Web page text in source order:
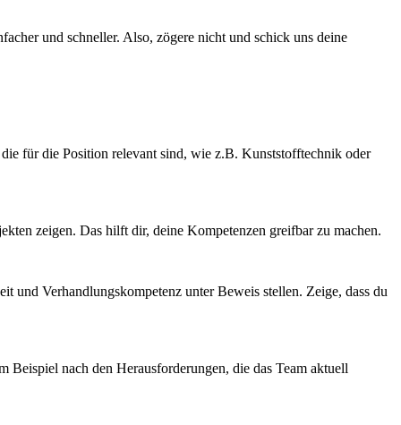
und schneller. Also, zögere nicht und schick uns deine
für die Position relevant sind, wie z.B. Kunststofftechnik oder
zeigen. Das hilft dir, deine Kompetenzen greifbar zu machen.
und Verhandlungskompetenz unter Beweis stellen. Zeige, dass du
Beispiel nach den Herausforderungen, die das Team aktuell